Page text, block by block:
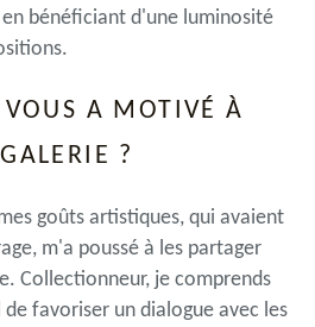
bénéficiant d'une luminosité
A MOTIVÉ À
?
goûts artistiques, qui avaient
m'a poussé à les partager
Collectionneur, je comprends
favoriser un dialogue avec les